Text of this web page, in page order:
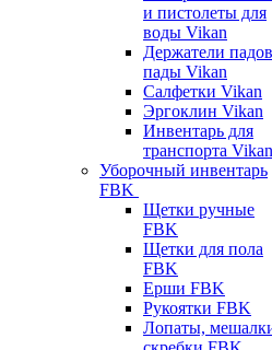
и пистолеты для
воды Vikan
Держатели
пады Vikan
Салфетки Vikan
Эргоклин Vikan
Инвентарь для
транспорта Vikan
Уборочный инвентарь
FBK
Щетки ручные
FBK
Щетки для пола
FBK
Ерши FBK
Рукоятки FBK
Лопаты,